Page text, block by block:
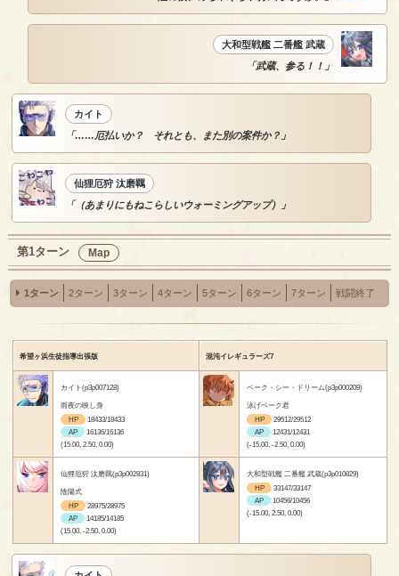
大和型戦艦 二番艦 武蔵
「武蔵、参る！！」
カイト
「……厄払いか？ それとも、また別の案件か？」
仙狸厄狩 汰磨羈
「（あまりにもねこらしいウォーミングアップ）」
第1ターン Map
1ターン 2ターン 3ターン 4ターン 5ターン 6ターン 7ターン 戦闘終了
希望ヶ浜生徒指導出張版 混沌イレギュラーズ7
カイト(p3p007128)
雨夜の映し身
HP
18433/18433
AP
16136/16136
(15.00, 2.50, 0.00)
ベーク・シー・ドリーム(p3p000209)
泳げベーク君
HP
29512/29512
AP
12431/12431
(-15.00, -2.50, 0.00)
仙狸厄狩 汰磨羈(p3p002831)
陰陽式
HP
28975/28975
AP
14185/14185
(15.00, -2.50, 0.00)
大和型戦艦 二番艦 武蔵(p3p010829)
HP
33147/33147
AP
10456/10456
(-15.00, 2.50, 0.00)